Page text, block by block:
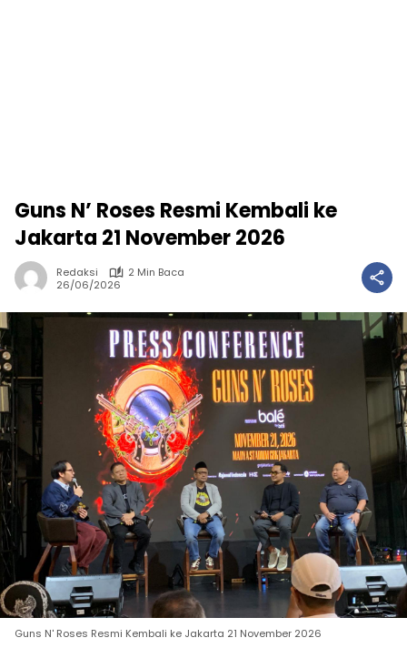
Guns N’ Roses Resmi Kembali ke
Jakarta 21 November 2026
Redaksi
2 Min Baca
26/06/2026
Guns N' Roses Resmi Kembali ke Jakarta 21 November 2026